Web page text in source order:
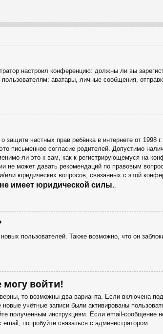
настроил конференцию: должны ли вы
аватары, личные сообщения,
защите частных прав ребёнка в интернете от
письменное согласие родителей. Допустимо
ли это к вам, как к регистрирующемуся на
не может давать рекомендаций по правовым
или юридических вопросов, связанных с этой
имеет юридической силы.
пользователей. Также возможно, что он
могу войти!
то возможны два варианта. Если включена
учётные записи были активированы
полученным инструкциям. Если email-сообщение
попробуйте связаться с администратором.